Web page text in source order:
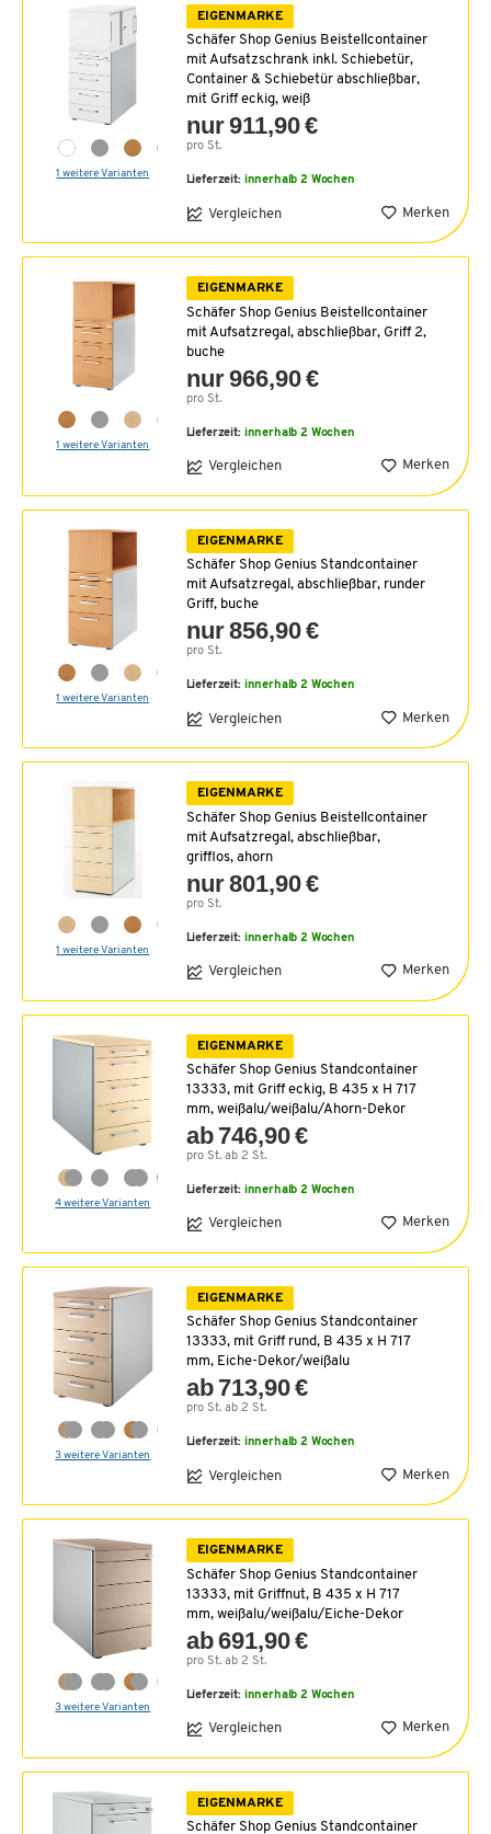
1 weitere Varianten
EIGENMARKE
Schäfer Shop Genius Beistellcontainer
mit Aufsatzschrank inkl. Schiebetür,
Container & Schiebetür abschließbar,
mit Griff eckig, weiß
nur 911,90 €
pro St.
Lieferzeit: innerhalb 2 Wochen
Vergleichen Merken
1 weitere Varianten
EIGENMARKE
Schäfer Shop Genius Beistellcontainer
mit Aufsatzregal, abschließbar, Griff 2,
buche
nur 966,90 €
pro St.
Lieferzeit: innerhalb 2 Wochen
Vergleichen Merken
1 weitere Varianten
EIGENMARKE
Schäfer Shop Genius Standcontainer
mit Aufsatzregal, abschließbar, runder
Griff, buche
nur 856,90 €
pro St.
Lieferzeit: innerhalb 2 Wochen
Vergleichen Merken
1 weitere Varianten
EIGENMARKE
Schäfer Shop Genius Beistellcontainer
mit Aufsatzregal, abschließbar,
grifflos, ahorn
nur 801,90 €
pro St.
Lieferzeit: innerhalb 2 Wochen
Vergleichen Merken
4 weitere Varianten
EIGENMARKE
Schäfer Shop Genius Standcontainer
13333, mit Griff eckig, B 435 x H 717
mm, weißalu/weißalu/Ahorn-Dekor
ab 746,90 €
pro St. ab 2 St.
Lieferzeit: innerhalb 2 Wochen
Vergleichen Merken
3 weitere Varianten
EIGENMARKE
Schäfer Shop Genius Standcontainer
13333, mit Griff rund, B 435 x H 717
mm, Eiche-Dekor/weißalu
ab 713,90 €
pro St. ab 2 St.
Lieferzeit: innerhalb 2 Wochen
Vergleichen Merken
3 weitere Varianten
EIGENMARKE
Schäfer Shop Genius Standcontainer
13333, mit Griffnut, B 435 x H 717
mm, weißalu/weißalu/Eiche-Dekor
ab 691,90 €
pro St. ab 2 St.
Lieferzeit: innerhalb 2 Wochen
Vergleichen Merken
EIGENMARKE
Schäfer Shop Genius Standcontainer